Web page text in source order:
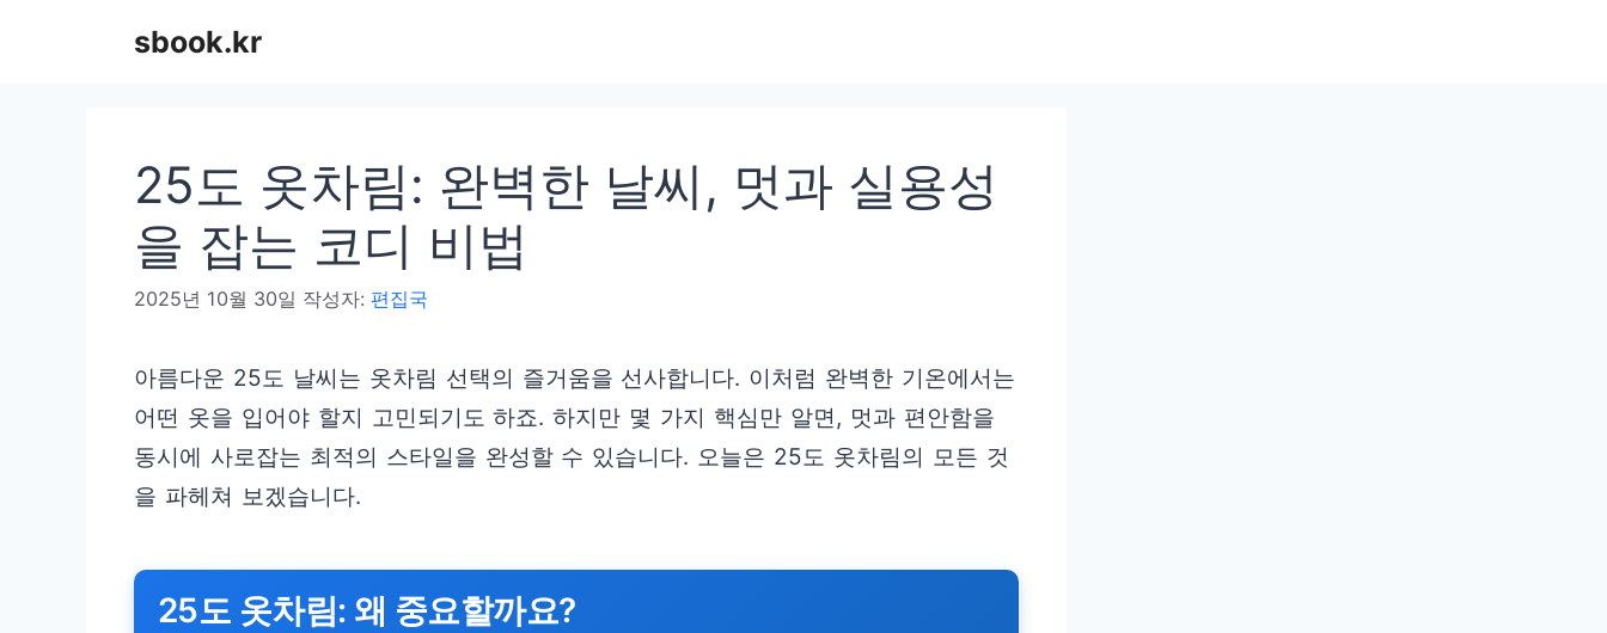
sbook.kr
25도 옷차림: 완벽한 날씨, 멋과 실용성
을 잡는 코디 비법
2025년 10월 30일 작성자: 편집국
아름다운 25도 날씨는 옷차림 선택의 즐거움을 선사합니다. 이처럼 완벽한 기온에서는
어떤 옷을 입어야 할지 고민되기도 하죠. 하지만 몇 가지 핵심만 알면, 멋과 편안함을
동시에 사로잡는 최적의 스타일을 완성할 수 있습니다. 오늘은 25도 옷차림의 모든 것
을 파헤쳐 보겠습니다.
25도 옷차림: 왜 중요할까요?